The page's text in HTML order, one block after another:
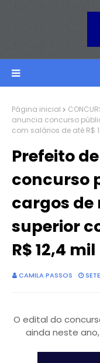
Página inicial
anuncia concurso
com salários de até R$
Prefeito
concurso
cargos de
superior
R$ 12,4 mil
CAMILA PASSOS
O edital do
ainda neste